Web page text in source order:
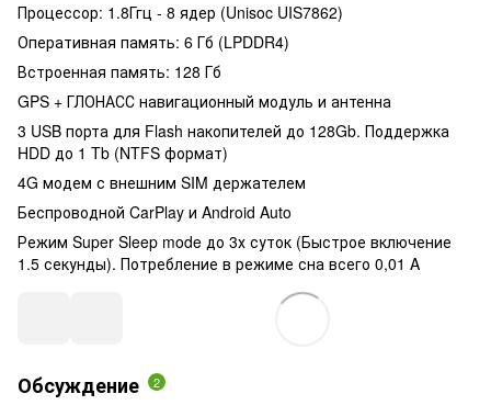
Процессор: 1.8Ггц - 8 ядер (Unisoc UIS7862)
Оперативная память: 6 Гб (LPDDR4)
Встроенная память: 128 Гб
GPS + ГЛОНАСС навигационный модуль и антенна
3 USB порта для Flash накопителей до 128Gb. Поддержка
HDD до 1 Tb (NTFS формат)
4G модем с внешним SIM держателем
Беспроводной CarPlay и Android Auto
Режим Super Sleep mode до 3х суток (Быстрое включение
1.5 секунды). Потребление в режиме сна всего 0,01 A
Обсуждение 2